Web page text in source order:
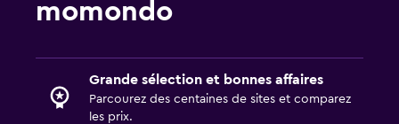
momondo
Grande sélection et bonnes affaires
Parcourez des centaines de sites et comparez
les prix.